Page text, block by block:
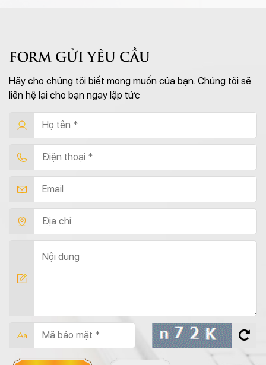
FORM GỬI YÊU CẦU
Hãy cho chúng tôi biết mong muốn của bạn. Chúng tôi sẽ
liên hệ lại cho bạn ngay lập tức